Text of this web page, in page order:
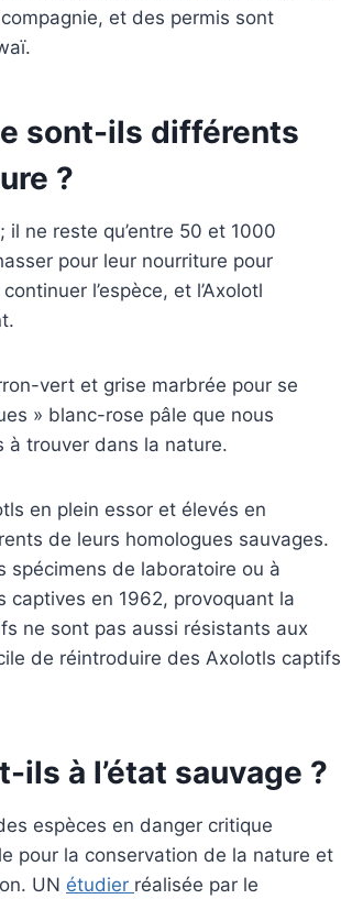
et des permis sont
sont-ils différents
?
ne reste qu’entre 50 et 1000
pour leur nourriture pour
l’espèce, et l’Axolotl
vert et grise marbrée pour se
» blanc-rose pâle que nous
à trouver dans la nature.
en plein essor et élevés en
de leurs homologues sauvages.
spécimens de laboratoire ou à
captives en 1962, provoquant la
ne sont pas aussi résistants aux
de réintroduire des Axolotls captifs
à l’état sauvage ?
espèces en danger critique
pour la conservation de la nature et
UN étudier réalisée par le